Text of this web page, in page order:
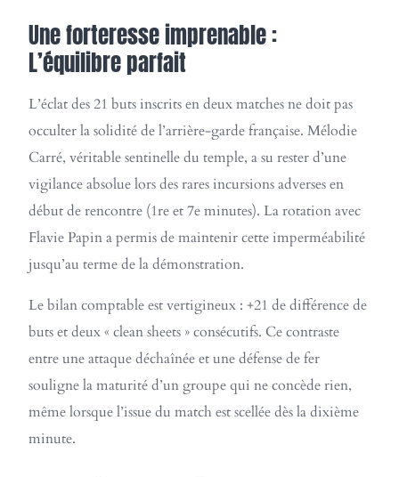
Une forteresse imprenable :
L’équilibre parfait
L’éclat des 21 buts inscrits en deux matches ne doit pas
occulter la solidité de l’arrière-garde française. Mélodie
Carré, véritable sentinelle du temple, a su rester d’une
vigilance absolue lors des rares incursions adverses en
début de rencontre (1re et 7e minutes). La rotation avec
Flavie Papin a permis de maintenir cette imperméabilité
jusqu’au terme de la démonstration.
Le bilan comptable est vertigineux : +21 de différence de
buts et deux « clean sheets » consécutifs. Ce contraste
entre une attaque déchaînée et une défense de fer
souligne la maturité d’un groupe qui ne concède rien,
même lorsque l’issue du match est scellée dès la dixième
minute.